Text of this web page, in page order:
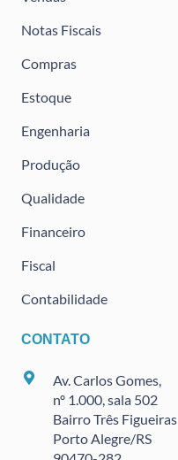
Notas Fiscais
Compras
Estoque
Engenharia
Produção
Qualidade
Financeiro
Fiscal
Contabilidade
CONTATO
Av. Carlos Gomes,
nº 1.000, sala 502
Bairro Três Figueiras
Porto Alegre/RS